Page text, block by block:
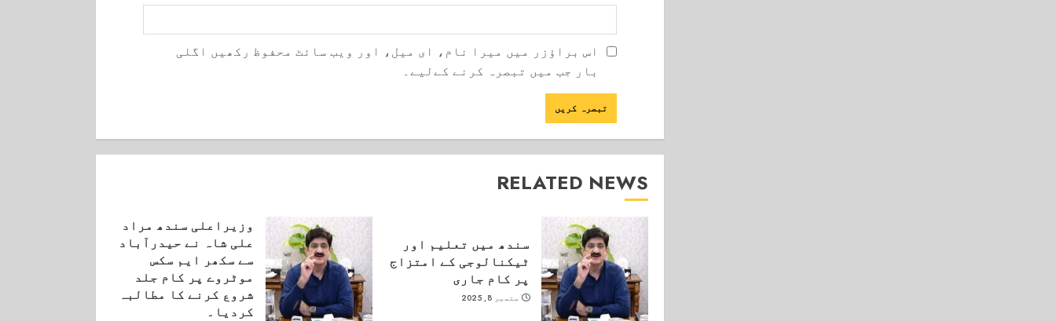
اس براؤزر میں میرا نام، ای میل، اور ویب سائٹ محفوظ رکھیں اگلی
بار جب میں تبصرہ کرنے کےلیے۔
RELATED NEWS
سندھ میں تعلیم اور
ٹیکنالوجی کے امتزاج
پر کام جاری
ستمبر 8, 2025
وزیراعلی سندھ مراد
علی شاہ نے حیدرآباد
سے سکھر ایم سکس
موٹروے پر کام جلد
شروع کرنے کا مطالبہ
کردیا۔